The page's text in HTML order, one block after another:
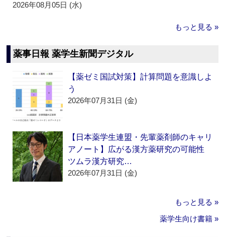
2026年08月05日 (水)
もっと見る »
薬事日報 薬学生新聞デジタル
【薬ゼミ国試対策】計算問題を意識しよ
う
2026年07月31日 (金)
【日本薬学生連盟・先輩薬剤師のキャリ
アノート】広がる漢方薬研究の可能性
ツムラ漢方研究…
2026年07月31日 (金)
もっと見る »
薬学生向け書籍 »